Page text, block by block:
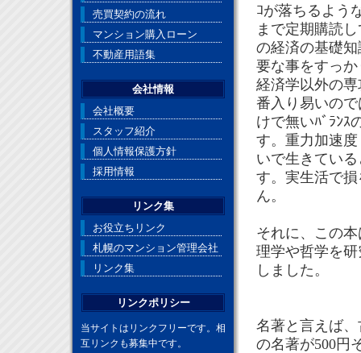
ｺが落ちるよう
まで定期購読
の経済の基礎
要な事をすっ
経済学以外の
番入り易いの
けで無いﾊﾞﾗﾝｽ
す。重力加速
いで生きてい
す。実生活で
ん。
それに、この
理学や哲学を
しました。
名著と言えば
の名著が500円
売買契約の流れ
マンション購入ローン
不動産用語集
会社情報
会社概要
スタッフ紹介
個人情報保護方針
採用情報
リンク集
お役立ちリンク
札幌のマンション管理会社
リンク集
リンクポリシー
当サイトはリンクフリーです。相
互リンクも募集中です。